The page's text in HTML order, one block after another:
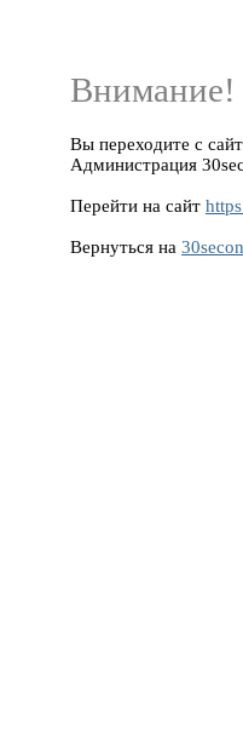
Внимание!
Вы переходите с
Администрация
Перейти на сайт
Вернуться на